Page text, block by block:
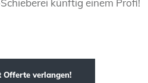
Offerte verlangen!